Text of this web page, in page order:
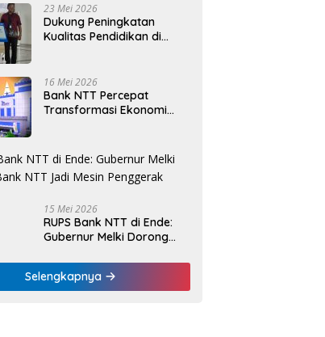
23 Mei 2026
Dukung Peningkatan
Kualitas Pendidikan di
Mahasiswa Universitas
Katolik Weetebula
16 Mei 2026
Bank NTT Percepat
Transformasi Ekonomi
Baru
15 Mei 2026
RUPS Bank NTT di Ende:
Gubernur Melki Dorong
Penggerak UMKM
Selengkapnya